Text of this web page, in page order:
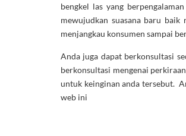
bengkel las yang
mewujudkan suasana baru
menjangkau konsumen sampai
Anda juga dapat berkonsultasi
berkonsultasi mengenai
untuk keinginan anda tersebut.
web ini